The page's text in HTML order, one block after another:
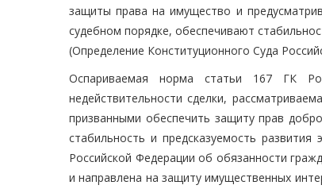
защиты права на имущество и
судебном порядке, обеспечивают
(Определение Конституционного Суда
Оспариваемая норма статьи 167 ГК
недействительности сделки,
призванными обеспечить защиту прав
стабильность и предсказуемость
Российской Федерации об обязанности
и направлена на защиту имущественных